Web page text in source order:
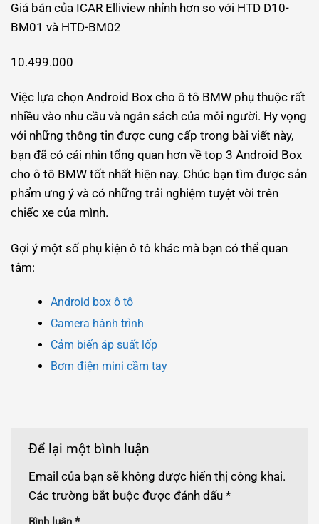
Giá bán của ICAR Elliview nhỉnh hơn so với HTD D10-
BM01 và HTD-BM02
10.499.000
Việc lựa chọn Android Box cho ô tô BMW phụ thuộc rất
nhiều vào nhu cầu và ngân sách của mỗi người. Hy vọng
với những thông tin được cung cấp trong bài viết này,
bạn đã có cái nhìn tổng quan hơn về top 3 Android Box
cho ô tô BMW tốt nhất hiện nay. Chúc bạn tìm được sản
phẩm ưng ý và có những trải nghiệm tuyệt vời trên
chiếc xe của mình.
Gợi ý một số phụ kiện ô tô khác mà bạn có thể quan
tâm:
Android box ô tô
Camera hành trình
Cảm biến áp suất lốp
Bơm điện mini cầm tay
Để lại một bình luận
Email của bạn sẽ không được hiển thị công khai.
Các trường bắt buộc được đánh dấu *
*